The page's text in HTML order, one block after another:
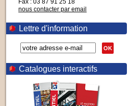
Fax : 03 87 91 25 18
nous contacter par email
Lettre d'information
OK
Catalogues interactifs